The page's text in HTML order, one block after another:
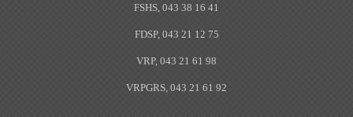
FSHS, 043 38 16 41
FDSP, 043 21 12 75
VRP, 043 21 61 98
VRPGRS, 043 21 61 92